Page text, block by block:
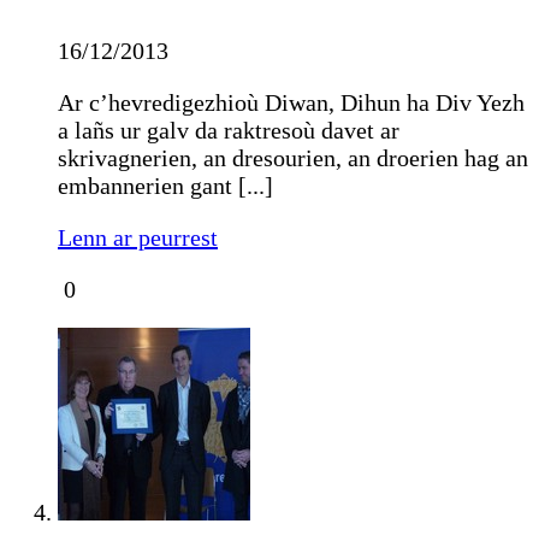
16/12/2013
Ar c’hevredigezhioù Diwan, Dihun ha Div Yezh
a lañs ur galv da raktresoù davet ar
skrivagnerien, an dresourien, an droerien hag an
embannerien gant [...]
Lenn ar peurrest
0